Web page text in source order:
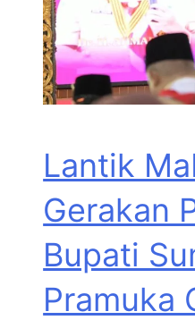
Lantik
Gerakan
Bupati
Pramuka